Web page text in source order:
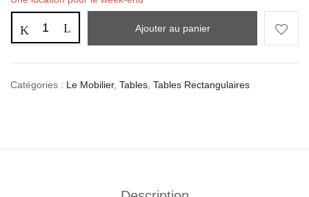
Ajouter au panier
Catégories : Le Mobilier, Tables, Tables Rectangulaires